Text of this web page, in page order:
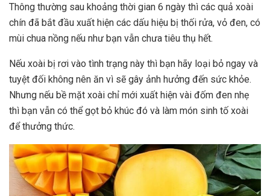
Thông thường sau khoảng thời gian 6 ngày thì các quả xoài
chín đã bắt đầu xuất hiện các dấu hiệu bị thối rửa, vỏ đen, có
mùi chua nồng nếu như bạn vẫn chưa tiêu thụ hết.
Nếu xoài bị rơi vào tình trạng này thì bạn hãy loại bỏ ngay và
tuyệt đối không nên ăn vì sẽ gây ảnh hưởng đến sức khỏe.
Nhưng nếu bề mặt xoài chỉ mới xuất hiện vài đốm đen nhẹ
thì bạn vẫn có thể gọt bỏ khúc đó và làm món sinh tố xoài
để thưởng thức.